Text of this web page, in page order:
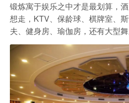
锻炼寓于娱乐之中才是最划算，
想走，KTV、保龄球、棋牌室、
夫、健身房、瑜伽房，还有大型舞